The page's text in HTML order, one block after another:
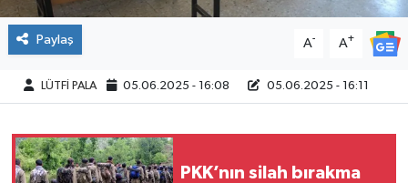
Paylaş A- A+
LÜTFİ PALA 05.06.2025 - 16:08 05.06.2025 - 16:11
PKK’nın silah bırakma